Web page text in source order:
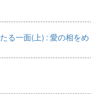
る一面(上) : 愛の相を